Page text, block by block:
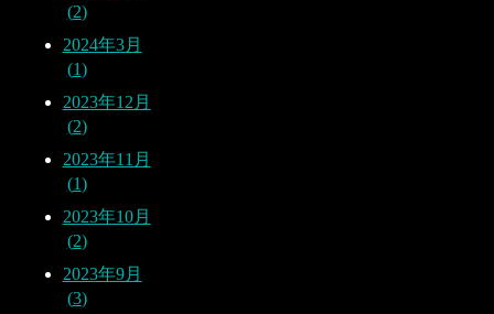
2
2024年3月
1
2023年12月
2
2023年11月
1
2023年10月
2
2023年9月
3